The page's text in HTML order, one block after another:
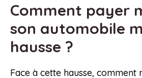
Comment payer
son automobile
hausse ?
Face à cette hausse, comment